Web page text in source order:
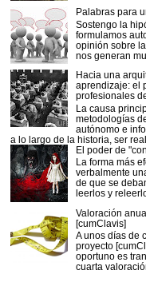
Palabras para
Sostengo la
formulamos
opinión sobre
nos generan
Hacia una
aprendizaje: el
profesionales
La causa
metodologías
autónomo e
a lo largo de la historia, ser
El poder de
La forma más
verbalmente
de que se
leerlos y
Valoración
[cumClavis]
A unos días de
proyecto
oportuno es
cuarta